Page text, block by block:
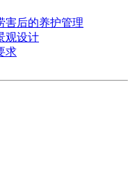
害后的养护管理
观设计
求